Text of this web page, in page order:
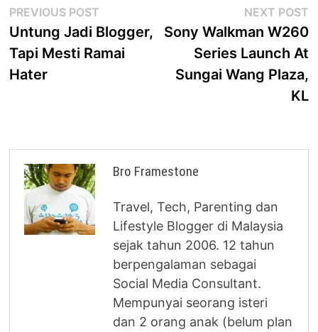
Post
navigation
PREVIOUS POST
post:
Untung Jadi Blogger,
Tapi Mesti Ramai
Hater
NEXT POST
Sony Walkman W260
Series Launch At
Sungai Wang Plaza,
KL
Bro Framestone
Travel, Tech, Parenting dan
Lifestyle Blogger di Malaysia
sejak tahun 2006. 12 tahun
berpengalaman sebagai
Social Media Consultant.
Mempunyai seorang isteri
dan 2 orang anak (belum plan